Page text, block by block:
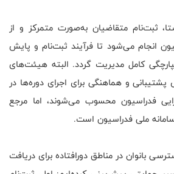
ثبت‌نام متقاضیان به‌صورت متمرکز و از
انجام می‌شود تا فرآیند ثبت‌نام و پایش
کامل مدیریت گردد. البته هیئت‌های
و هماهنگی برای اجرای دوره‌ها در
فدراسیون محسوب می‌شوند، اما مرجع
ملی فدراسیون است.
بانوان در مناطق دورافتاده برای دریافت